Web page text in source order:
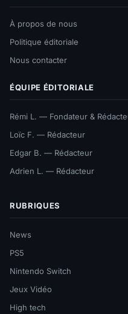
À propos de nous
Politique éditoriale
Nous contacter
ÉQUIPE ÉDITORIALE
Rémi L. — Fondateur &
Loïc F. — Rédacteur
Edgar B. — Rédacteur
Adrien L. — Rédacteur
RUBRIQUES
News
PS5
Nintendo Switch
Jeux Vidéo
High tech